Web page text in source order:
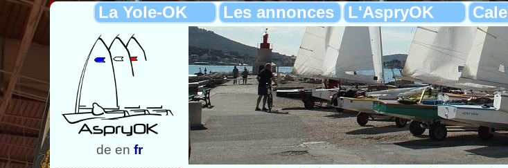
La Yole-OK Les annonces L'AspryOK
de en fr